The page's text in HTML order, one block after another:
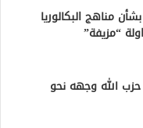
مناهج البكالوريا
“مزيفة”
الله وجهه نحو